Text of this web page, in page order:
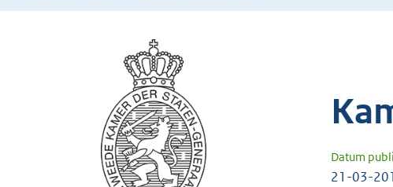
Datum
21-03-